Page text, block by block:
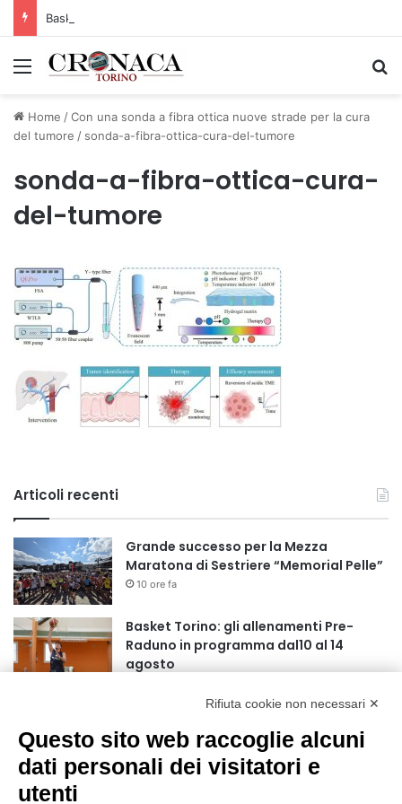
Menu
Home /Con una sonda a fibra ottica nuove strade per la cura
del tumore / sonda-a-fibra-ottica-cura-del-tumore
sonda-a-fibra-ottica-cura-
del-tumore
Articoli recenti
Grande successo per la Mezza
Maratona di Sestriere “Memorial Pelle”
10 ore fa
Basket Torino: gli allenamenti Pre-
Raduno in programma dal10 al 14
agosto
75 anni di INFN. La comunità, la storia, il
futuro della ricerca in fisica
fondamentale in Italia
18 ore fa
Rifiuta cookie non necessari ✕
Questo sito web raccoglie alcuni
dati personali dei visitatori e
utenti